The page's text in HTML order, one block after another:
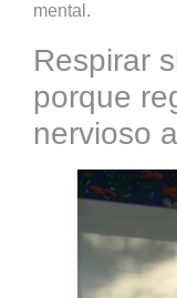
mental.
Respirar
porque
nervioso